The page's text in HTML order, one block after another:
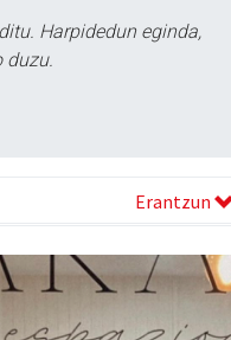
Harpidedun eginda,
duzu.
Erantzun